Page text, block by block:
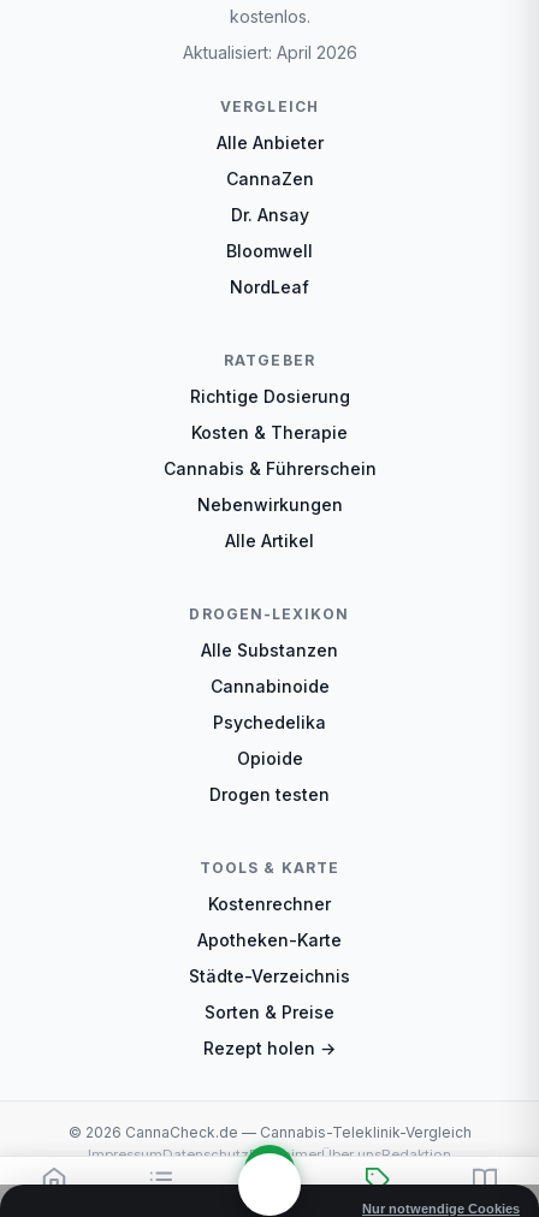
kostenlos.
Aktualisiert: April 2026
VERGLEICH
Alle Anbieter
CannaZen
Dr. Ansay
Bloomwell
NordLeaf
RATGEBER
Richtige Dosierung
Kosten & Therapie
Cannabis & Führerschein
Nebenwirkungen
Alle Artikel
DROGEN-LEXIKON
Alle Substanzen
Cannabinoide
Psychedelika
Opioide
Drogen testen
TOOLS & KARTE
Kostenrechner
Apotheken-Karte
Städte-Verzeichnis
Sorten & Preise
Rezept holen →
© 2026 CannaCheck.de — Cannabis-Teleklinik-Vergleich
ImpressumDatenschutzDisclaimerÜber unsRedaktion
Rezept Sorten Ratgeber
Nur notwendige Cookies